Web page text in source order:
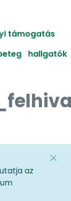
támogatás
hallgatók
az